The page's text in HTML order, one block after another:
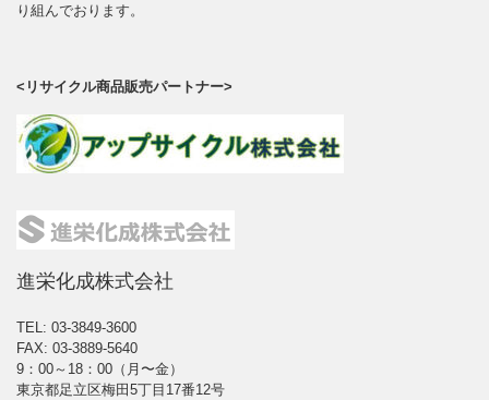
り組んでおります。
<リサイクル商品販売パートナー>
進栄化成株式会社
TEL: 03-3849-3600
FAX: 03-3889-5640
9：00～18：00（月〜金）
東京都足立区梅田5丁目17番12号